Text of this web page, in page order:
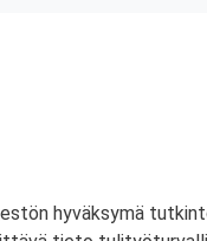
hyväksymä